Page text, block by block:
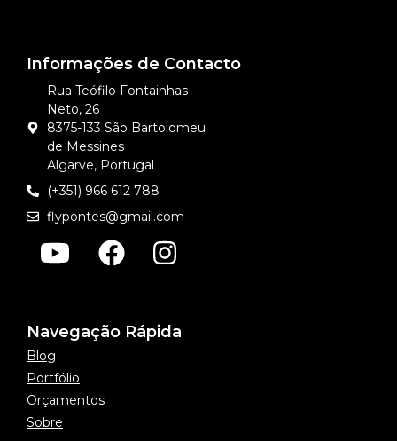
Informações de Contacto
Rua Teófilo Fontainhas
Neto, 26
8375-133 São Bartolomeu
de Messines
Algarve, Portugal
(+351) 966 612 788
flypontes@gmail.com
Navegação Rápida
Blog
Portfólio
Orçamentos
Sobre